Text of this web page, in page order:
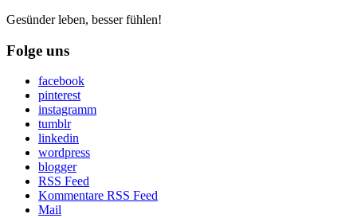
Gesünder leben, besser fühlen!
Folge uns
facebook
pinterest
instagramm
tumblr
linkedin
wordpress
blogger
RSS Feed
Kommentare RSS Feed
Mail